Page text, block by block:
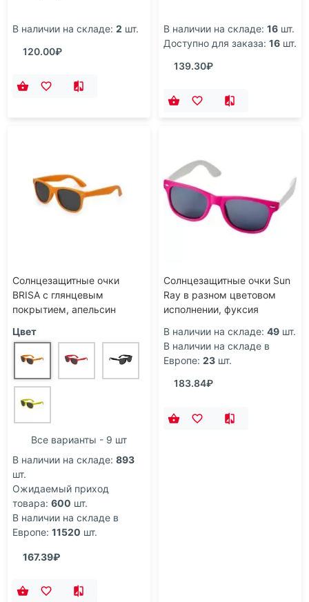
В наличии на складе: 2 шт.
120.00₽
В наличии на складе: 16 шт.
Доступно для заказа: 16 шт.
139.30₽
Солнцезащитные очки
BRISA с глянцевым
покрытием, апельсин
Цвет
Все варианты - 9 шт
В наличии на складе: 893
шт.
Ожидаемый приход
товара: 600 шт.
В наличии на складе в
Европе: 11520 шт.
167.39₽
Солнцезащитные очки Sun
Ray в разном цветовом
исполнении, фуксия
В наличии на складе: 49 шт.
В наличии на складе в
Европе: 23 шт.
183.84₽